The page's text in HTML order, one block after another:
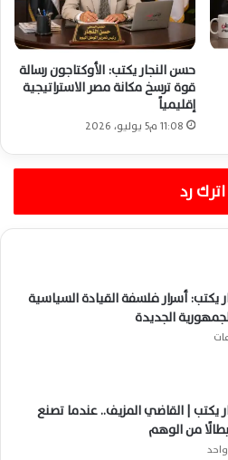
حسن النجار يكتب: الأوكتاجون رسالة
قوة ترسخ مكانة مصر الاستراتيجية
إقليمياً
11:08 م5 يوليو، 2026
اترك رد
يكتب: أسرار فلسفة القيادة السياسية
الجديدة
يكتب | القاضي المزيف.. عندما تصنع
من الوهم